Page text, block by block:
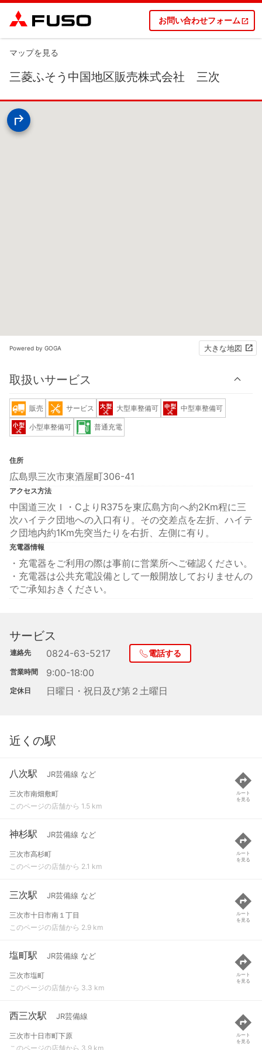
お問い合わせフォーム
マップを見る
三菱ふそう中国地区販売株式会社 三次
Powered by GOGA 大きな地図
取扱いサービス
販売 サービス 大型車整備可 中型車整備可
小型車整備可 普通充電
住所
広島県三次市東酒屋町306-41
アクセス方法
中国道三次Ｉ・CよりR375を東広島方向へ約2Km程に三
次ハイテク団地への入口有り。その交差点を左折、ハイテ
ク団地内約1Km先突当たりを右折、左側に有り。
充電器情報
・充電器をご利用の際は事前に営業所へご確認ください。
・充電器は公共充電設備として一般開放しておりませんの
でご承知おきください。
サービス
連絡先 0824-63-5217 電話する
営業時間 9:00-18:00
定休日 日曜日・祝日及び第２土曜日
近くの駅
八次駅 JR芸備線 など
三次市南畑敷町
このページの店舗から 1.5 km
ルート
を見る
神杉駅 JR芸備線 など
三次市高杉町
このページの店舗から 2.1 km
ルート
を見る
三次駅 JR芸備線 など
三次市十日市南１丁目
このページの店舗から 2.9 km
ルート
を見る
塩町駅 JR芸備線 など
三次市塩町
このページの店舗から 3.3 km
ルート
を見る
西三次駅 JR芸備線
三次市十日市町下原
このページの店舗から 3.9 km
ルート
を見る